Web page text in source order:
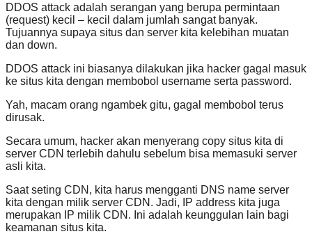
DDOS attack adalah serangan yang berupa permintaan
(request) kecil – kecil dalam jumlah sangat banyak.
Tujuannya supaya situs dan server kita kelebihan muatan
dan down.
DDOS attack ini biasanya dilakukan jika hacker gagal masuk
ke situs kita dengan membobol username serta password.
Yah, macam orang ngambek gitu, gagal membobol terus
dirusak.
Secara umum, hacker akan menyerang copy situs kita di
server CDN terlebih dahulu sebelum bisa memasuki server
asli kita.
Saat seting CDN, kita harus mengganti DNS name server
kita dengan milik server CDN. Jadi, IP address kita juga
merupakan IP milik CDN. Ini adalah keunggulan lain bagi
keamanan situs kita.